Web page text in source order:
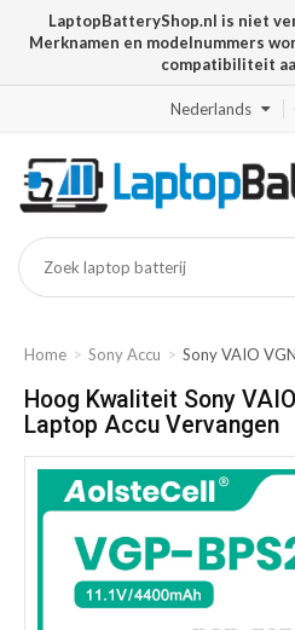
LaptopBatteryShop.nl is niet
Merknamen en modelnummers
compatibiliteit
Nederlands
Home Sony Accu Sony VAIO
Hoog Kwaliteit Sony
Laptop Accu Vervangen